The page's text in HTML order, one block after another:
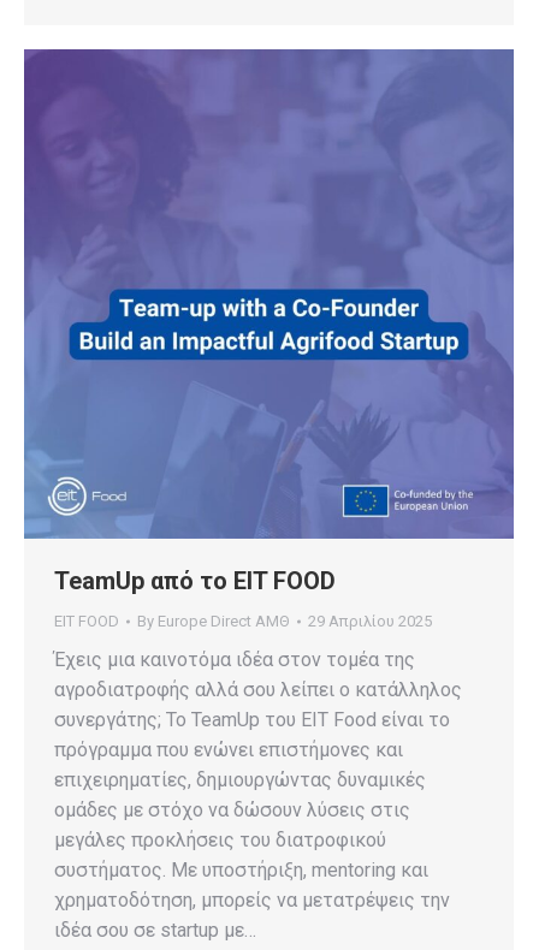
TeamUp από το EIT FOOD
EIT FOOD By Europe Direct ΑΜΘ 29 Απριλίου 2025
Έχεις μια καινοτόμα ιδέα στον τομέα της
αγροδιατροφής αλλά σου λείπει ο κατάλληλος
συνεργάτης; Το TeamUp του EIT Food είναι το
πρόγραμμα που ενώνει επιστήμονες και
επιχειρηματίες, δημιουργώντας δυναμικές
ομάδες με στόχο να δώσουν λύσεις στις
μεγάλες προκλήσεις του διατροφικού
συστήματος. Με υποστήριξη, mentoring και
χρηματοδότηση, μπορείς να μετατρέψεις την
ιδέα σου σε startup με…